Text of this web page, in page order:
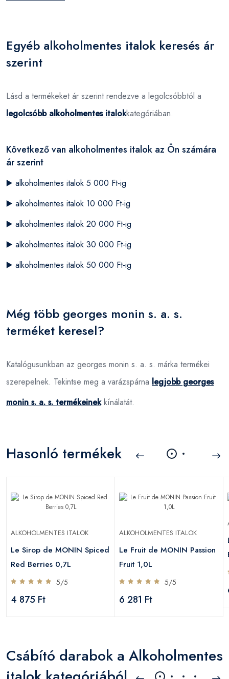
Egyéb alkoholmentes italok keresés ár
szerint
Lásd a termékeket ár szerint rendezve a legolcsóbbtól a
legolcsóbb alkoholmentes italokkategóriában.
Következő van alkoholmentes italok az Ön számára
ár szerint
▶️ alkoholmentes italok 5 000 Ft-ig
▶️ alkoholmentes italok 10 000 Ft-ig
▶️ alkoholmentes italok 20 000 Ft-ig
▶️ alkoholmentes italok 30 000 Ft-ig
▶️ alkoholmentes italok 50 000 Ft-ig
Még több georges monin s. a. s.
terméket keresel?
Katalógusunkban az georges monin s. a. s. márka termékei
szerepelnek. Tekintse meg a varázspárna legjobb georges
monin s. a. s. termékeinekkínálatát.
Hasonló termékek
ALKOHOLMENTES ITALOK
Le Sirop de MONIN Spiced
Red Berries 0,7L
5/5
4 875 Ft
ALKOHOLMENTES ITALOK
Le Fruit de MONIN Passion
Fruit 1,0L
5/5
6 281 Ft
Csábító darabok a Alkoholmentes